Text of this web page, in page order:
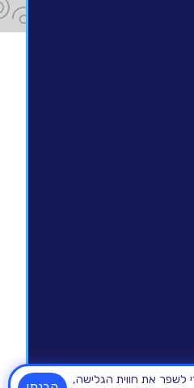
לשפר את חווית הגלישה,